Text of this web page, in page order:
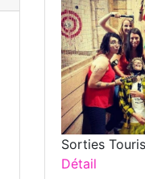
Sorties
Détail